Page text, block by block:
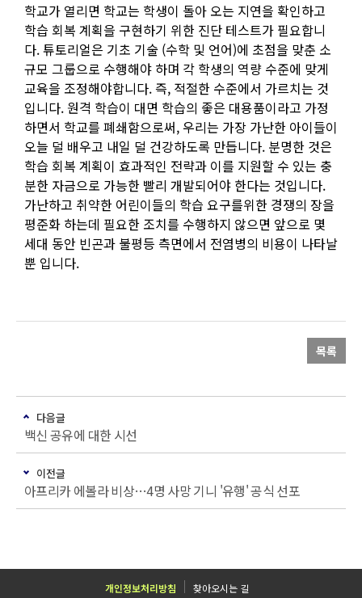
학교가 열리면 학교는 학생이 돌아 오는 지연을 확인하고
학습 회복 계획을 구현하기 위한 진단 테스트가 필요합니
다. 튜토리얼은 기초 기술 (수학 및 언어)에 초점을 맞춘 소
규모 그룹으로 수행해야 하며 각 학생의 역량 수준에 맞게
교육을 조정해야합니다. 즉, 적절한 수준에서 가르치는 것
입니다. 원격 학습이 대면 학습의 좋은 대용품이라고 가정
하면서 학교를 폐쇄함으로써, 우리는 가장 가난한 아이들이
오늘 덜 배우고 내일 덜 건강하도록 만듭니다. 분명한 것은
학습 회복 계획이 효과적인 전략과 이를 지원할 수 있는 충
분한 자금으로 가능한 빨리 개발되어야 한다는 것입니다.
가난하고 취약한 어린이들의 학습 요구를위한 경쟁의 장을
평준화 하는데 필요한 조치를 수행하지 않으면 앞으로 몇
세대 동안 빈곤과 불평등 측면에서 전염병의 비용이 나타날
뿐 입니다.
목록
다음글
백신 공유에 대한 시선
이전글
아프리카 에볼라 비상…4명 사망 기니 '유행' 공식 선포
개인정보처리방침 찾아오시는 길